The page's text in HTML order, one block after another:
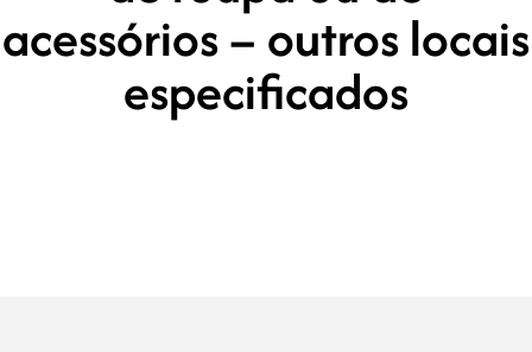
acessórios – outros locais
especificados